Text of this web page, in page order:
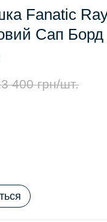
Fanatic
Сап Борд
400 грн/шт.